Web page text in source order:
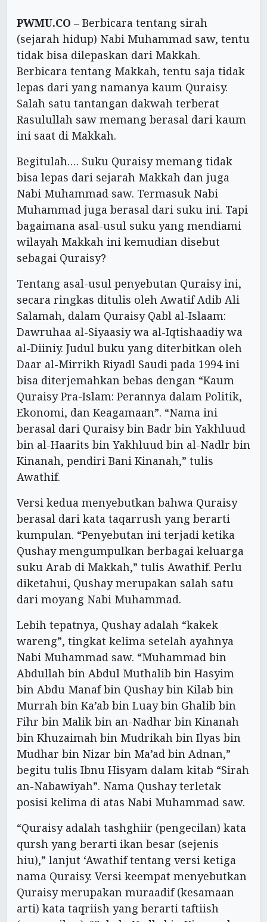
PWMU.CO – Berbicara tentang sirah
(sejarah hidup) Nabi Muhammad saw, tentu
tidak bisa dilepaskan dari Makkah.
Berbicara tentang Makkah, tentu saja tidak
lepas dari yang namanya kaum Quraisy.
Salah satu tantangan dakwah terberat
Rasulullah saw memang berasal dari kaum
ini saat di Makkah.
Begitulah…. Suku Quraisy memang tidak
bisa lepas dari sejarah Makkah dan juga
Nabi Muhammad saw. Termasuk Nabi
Muhammad juga berasal dari suku ini. Tapi
bagaimana asal-usul suku yang mendiami
wilayah Makkah ini kemudian disebut
sebagai Quraisy?
Tentang asal-usul penyebutan Quraisy ini,
secara ringkas ditulis oleh Awatif Adib Ali
Salamah, dalam Quraisy Qabl al-Islaam:
Dawruhaa al-Siyaasiy wa al-Iqtishaadiy wa
al-Diiniy. Judul buku yang diterbitkan oleh
Daar al-Mirrikh Riyadl Saudi pada 1994 ini
bisa diterjemahkan bebas dengan “Kaum
Quraisy Pra-Islam: Perannya dalam Politik,
Ekonomi, dan Keagamaan”. “Nama ini
berasal dari Quraisy bin Badr bin Yakhluud
bin al-Haarits bin Yakhluud bin al-Nadlr bin
Kinanah, pendiri Bani Kinanah,” tulis
Awathif.
Versi kedua menyebutkan bahwa Quraisy
berasal dari kata taqarrush yang berarti
kumpulan. “Penyebutan ini terjadi ketika
Qushay mengumpulkan berbagai keluarga
suku Arab di Makkah,” tulis Awathif. Perlu
diketahui, Qushay merupakan salah satu
dari moyang Nabi Muhammad.
Lebih tepatnya, Qushay adalah “kakek
wareng”, tingkat kelima setelah ayahnya
Nabi Muhammad saw. “Muhammad bin
Abdullah bin Abdul Muthalib bin Hasyim
bin Abdu Manaf bin Qushay bin Kilab bin
Murrah bin Ka’ab bin Luay bin Ghalib bin
Fihr bin Malik bin an-Nadhar bin Kinanah
bin Khuzaimah bin Mudrikah bin Ilyas bin
Mudhar bin Nizar bin Ma’ad bin Adnan,”
begitu tulis Ibnu Hisyam dalam kitab “Sirah
an-Nabawiyah”. Nama Qushay terletak
posisi kelima di atas Nabi Muhammad saw.
“Quraisy adalah tashghiir (pengecilan) kata
qursh yang berarti ikan besar (sejenis
hiu),” lanjut ‘Awathif tentang versi ketiga
nama Quraisy. Versi keempat menyebutkan
Quraisy merupakan muraadif (kesamaan
arti) kata taqriish yang berarti taftiish